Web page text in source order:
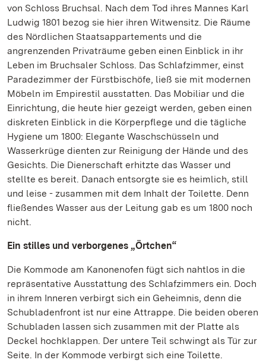
von Schloss Bruchsal. Nach dem Tod ihres Mannes Karl
Ludwig 1801 bezog sie hier ihren Witwensitz. Die Räume
des Nördlichen Staatsappartements und die
angrenzenden Privaträume geben einen Einblick in ihr
Leben im Bruchsaler Schloss. Das Schlafzimmer, einst
Paradezimmer der Fürstbischöfe, ließ sie mit modernen
Möbeln im Empirestil ausstatten. Das Mobiliar und die
Einrichtung, die heute hier gezeigt werden, geben einen
diskreten Einblick in die Körperpflege und die tägliche
Hygiene um 1800: Elegante Waschschüsseln und
Wasserkrüge dienten zur Reinigung der Hände und des
Gesichts. Die Dienerschaft erhitzte das Wasser und
stellte es bereit. Danach entsorgte sie es heimlich, still
und leise - zusammen mit dem Inhalt der Toilette. Denn
fließendes Wasser aus der Leitung gab es um 1800 noch
nicht.
Ein stilles und verborgenes „Örtchen“
Die Kommode am Kanonenofen fügt sich nahtlos in die
repräsentative Ausstattung des Schlafzimmers ein. Doch
in ihrem Inneren verbirgt sich ein Geheimnis, denn die
Schubladenfront ist nur eine Attrappe. Die beiden oberen
Schubladen lassen sich zusammen mit der Platte als
Deckel hochklappen. Der untere Teil schwingt als Tür zur
Seite. In der Kommode verbirgt sich eine Toilette.